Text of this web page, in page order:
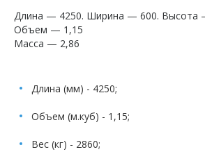
Длина — 4250. Ширина — 600. Высота
Объем — 1,15
Масса — 2,86
Длина (мм) - 4250;
Объем (м.куб) - 1,15;
Вес (кг) - 2860;